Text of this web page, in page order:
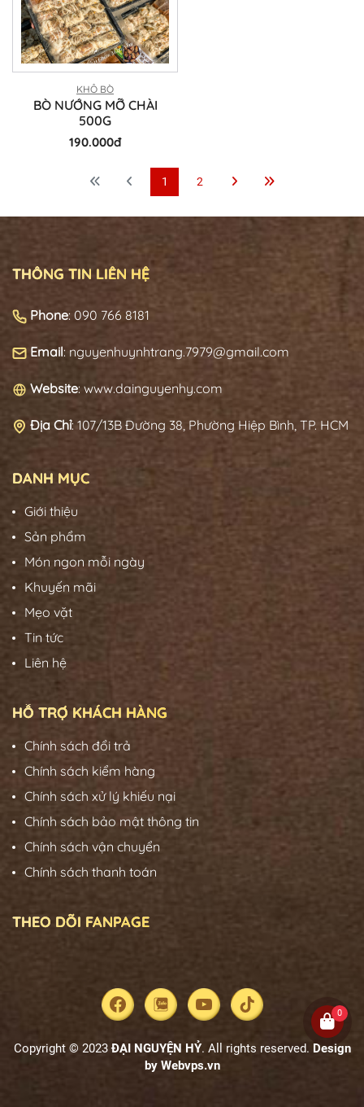
KHÔ BÒ
BÒ NƯỚNG MỠ CHÀI
500G
190.000đ
1 2
THÔNG TIN LIÊN HỆ
Phone: 090 766 8181
Email: nguyenhuynhtrang.7979@gmail.com
Website: www.dainguyenhy.com
Địa Chỉ: 107/13B Đường 38, Phường Hiệp Bình, TP. HCM
DANH MỤC
Giới thiệu
Sản phẩm
Món ngon mỗi ngày
Khuyến mãi
Mẹo vặt
Tin tức
Liên hệ
HỖ TRỢ KHÁCH HÀNG
Chính sách đổi trả
Chính sách kiểm hàng
Chính sách xử lý khiếu nại
Chính sách bảo mật thông tin
Chính sách vận chuyển
Chính sách thanh toán
THEO DÕI FANPAGE
Copyright © 2023ĐẠI NGUYỆN HỶ. All rights reserved. Design
by Webvps.vn
0